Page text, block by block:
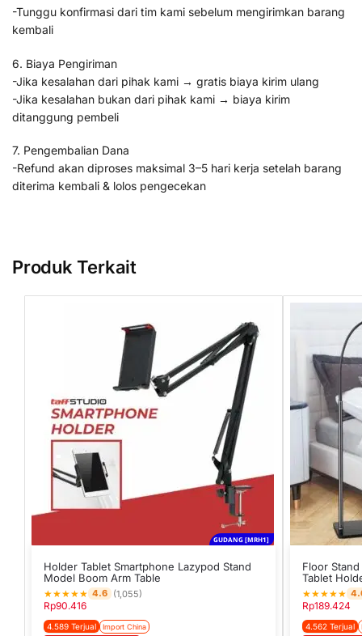
-Tunggu konfirmasi dari tim kami sebelum mengirimkan barang
kembali
6. Biaya Pengiriman
-Jika kesalahan dari pihak kami → gratis biaya kirim ulang
-Jika kesalahan bukan dari pihak kami → biaya kirim
ditanggung pembeli
7. Pengembalian Dana
-Refund akan diproses maksimal 3–5 hari kerja setelah barang
diterima kembali & lolos pengecekan
Produk Terkait
GUDANG [MRH1]
Holder Tablet Smartphone Lazypod Stand
Model Boom Arm Table
★★★★★ 4.6 (1,055)
Rp90.416
4.589 Terjual Import China
Floor
Tablet
★★★★★
Rp189.424
4.562 Terjual